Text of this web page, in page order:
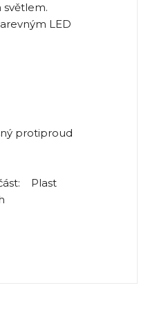
LED
protiproud
Plast